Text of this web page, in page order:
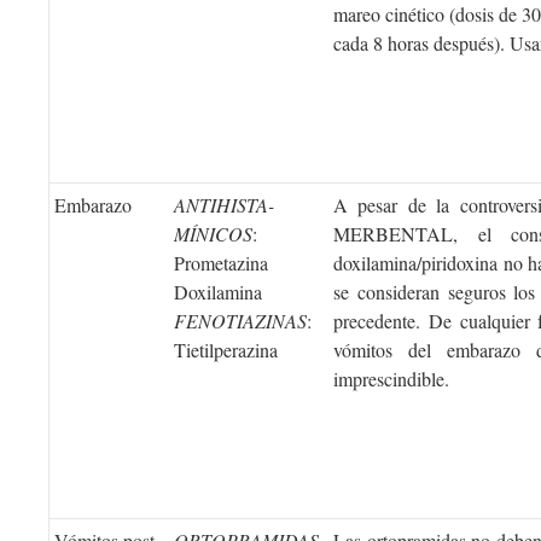
mareo cinético (dosis de
cada 8 horas después).
Embarazo
ANTIHISTA-
MÍNICOS:
Prometazina
Doxilamina
FENOTIAZINAS:
Tietilperazina
A pesar de la
MERBENTAL, el
doxilamina/piridoxina no
se consideran seguros
precedente. De
vómitos del embarazo
imprescindible.